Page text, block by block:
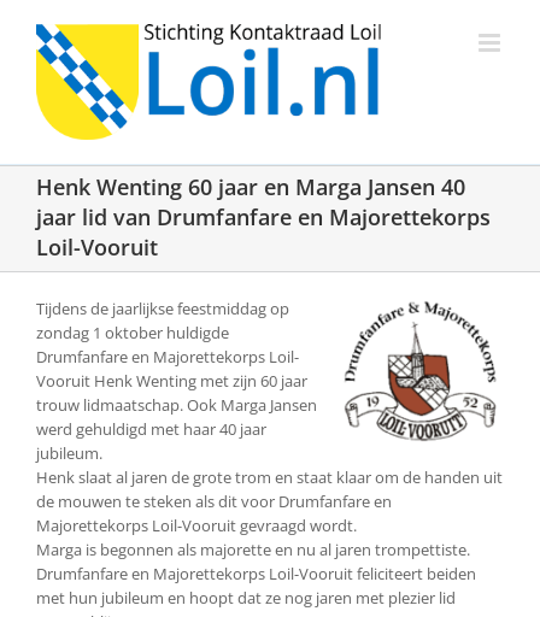
inhoud
Henk Wenting 60 jaar en Marga Jansen 40
jaar lid van Drumfanfare en Majorettekorps
Loil-Vooruit
Tijdens de jaarlijkse feestmiddag op
zondag 1 oktober huldigde
Drumfanfare en Majorettekorps Loil-
Vooruit Henk Wenting met zijn 60 jaar
trouw lidmaatschap. Ook Marga Jansen
werd gehuldigd met haar 40 jaar
jubileum.
Henk slaat al jaren de grote trom en staat klaar om de handen uit
de mouwen te steken als dit voor Drumfanfare en
Majorettekorps Loil-Vooruit gevraagd wordt.
Marga is begonnen als majorette en nu al jaren trompettiste.
Drumfanfare en Majorettekorps Loil-Vooruit feliciteert beiden
met hun jubileum en hoopt dat ze nog jaren met plezier lid